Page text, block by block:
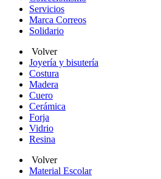
Servicios
Marca Correos
Solidario
Volver
Joyería y bisutería
Costura
Madera
Cuero
Cerámica
Forja
Vidrio
Resina
Volver
Material Escolar